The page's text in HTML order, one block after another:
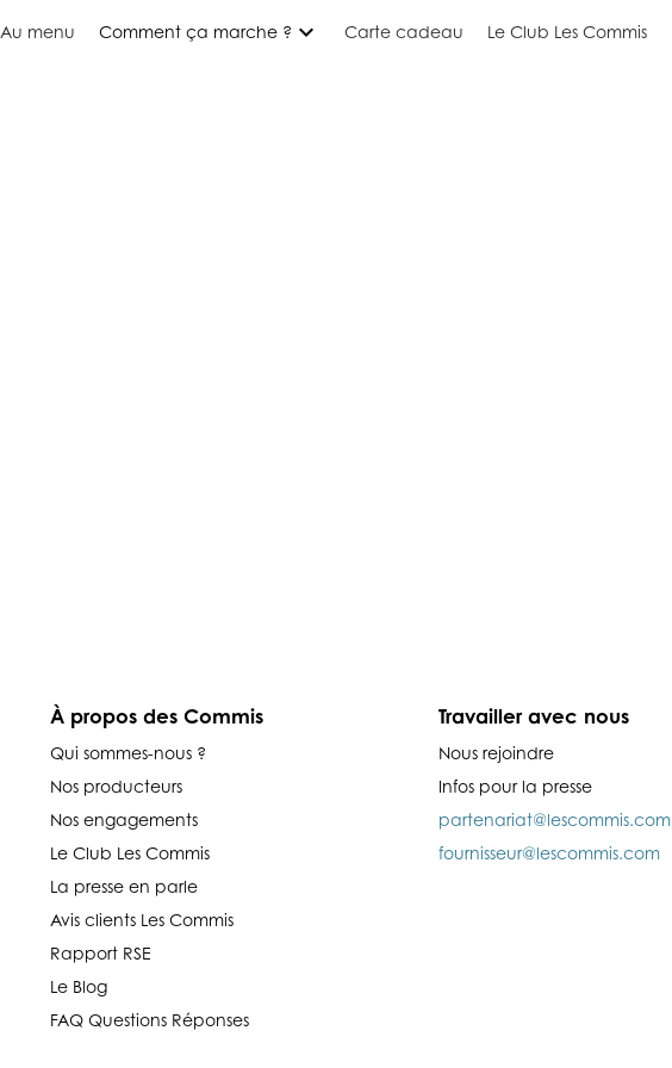
Au menu Comment ça marche ? expand_more Carte cadeau Le Club Les Commis
À propos des Commis
Qui sommes-nous ?
Nos producteurs
Nos engagements
Le Club Les Commis
La presse en parle
Avis clients Les Commis
Rapport RSE
Le Blog
FAQ Questions Réponses
Travailler avec nous
Nous rejoindre
Infos pour la presse
partenariat@lescommis.com
fournisseur@lescommis.com